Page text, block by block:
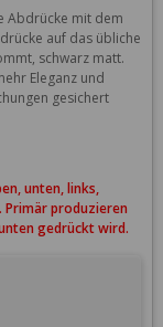
Abdrücke mit dem
auf das übliche
schwarz matt.
Eleganz und
gesichert
unten, links,
produzieren
gedrückt wird.